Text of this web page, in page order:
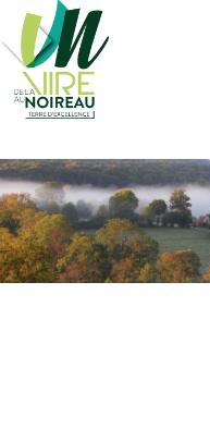
Panneau de gestion des cookies